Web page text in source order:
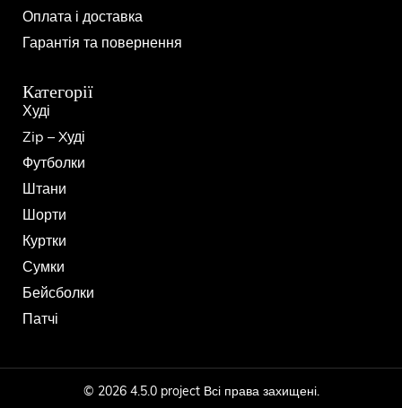
Оплата і доставка
Гарантія та повернення
Категорії
Худі
Zip – Xуді
Футболки
Штани
Шорти
Куртки
Сумки
Бейсболки
Патчі
© 2026 4.5.0 project Всі права захищені.